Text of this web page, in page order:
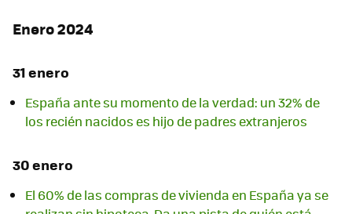
Enero 2024
31 enero
España ante su momento de la verdad: un 32% de
los recién nacidos es hijo de padres extranjeros
30 enero
El 60% de las compras de vivienda en España ya se